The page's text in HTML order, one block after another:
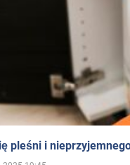
pleśni i